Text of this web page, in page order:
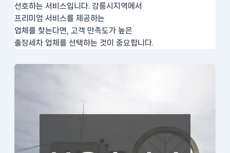
선호하는 서비스입니다. 강릉시지역에서
프리미엄 서비스를 제공하는
업체를 찾는다면, 고객 만족도가 높은
출장세차 업체를 선택하는 것이 중요합니다.